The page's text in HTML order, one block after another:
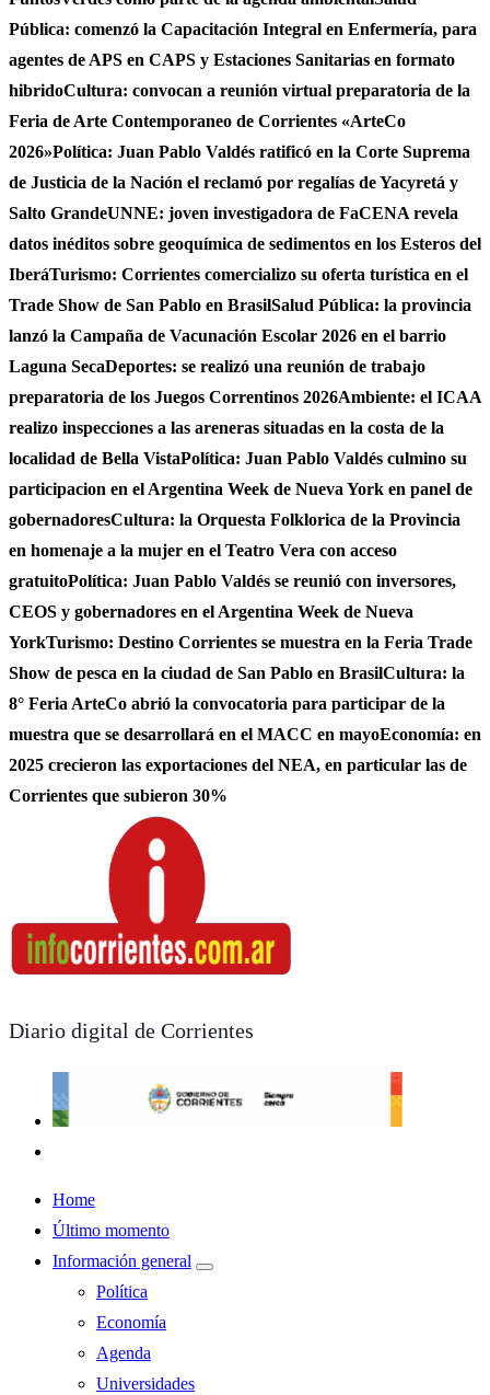
Pública: comenzó la Capacitación Integral en Enfermería, para
agentes de APS en CAPS y Estaciones Sanitarias en formato
hibridoCultura: convocan a reunión virtual preparatoria de la
Feria de Arte Contemporaneo de Corrientes «ArteCo
2026»Política: Juan Pablo Valdés ratificó en la Corte Suprema
de Justicia de la Nación el reclamó por regalías de Yacyretá y
Salto GrandeUNNE: joven investigadora de FaCENA revela
datos inéditos sobre geoquímica de sedimentos en los Esteros del
IberáTurismo: Corrientes comercializo su oferta turística en el
Trade Show de San Pablo en BrasilSalud Pública: la provincia
lanzó la Campaña de Vacunación Escolar 2026 en el barrio
Laguna SecaDeportes: se realizó una reunión de trabajo
preparatoria de los Juegos Correntinos 2026Ambiente: el ICAA
realizo inspecciones a las areneras situadas en la costa de la
localidad de Bella VistaPolítica: Juan Pablo Valdés culmino su
participacion en el Argentina Week de Nueva York en panel de
gobernadoresCultura: la Orquesta Folklorica de la Provincia
en homenaje a la mujer en el Teatro Vera con acceso
gratuitoPolítica: Juan Pablo Valdés se reunió con inversores,
CEOS y gobernadores en el Argentina Week de Nueva
YorkTurismo: Destino Corrientes se muestra en la Feria Trade
Show de pesca en la ciudad de San Pablo en BrasilCultura: la
8° Feria ArteCo abrió la convocatoria para participar de la
muestra que se desarrollará en el MACC en mayoEconomía: en
2025 crecieron las exportaciones del NEA, en particular las de
Corrientes que subieron 30%
Diario digital de Corrientes
Home
Último momento
Información general
Política
Economía
Agenda
Universidades